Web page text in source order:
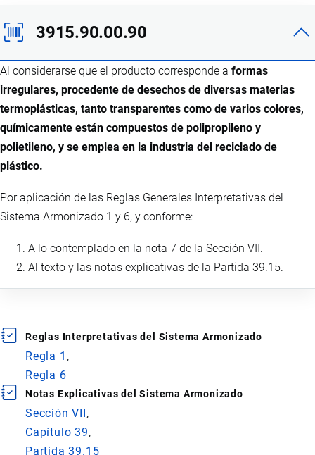
3915.90.00.90
Al considerarse que el producto corresponde a formas
irregulares, procedente de desechos de diversas materias
termoplásticas, tanto transparentes como de varios colores,
químicamente están compuestos de polipropileno y
polietileno, y se emplea en la industria del reciclado de
plástico.
Por aplicación de las Reglas Generales Interpretativas del
Sistema Armonizado 1 y 6, y conforme:
A lo contemplado en la nota 7 de la Sección VII.
Al texto y las notas explicativas de la Partida 39.15.
Reglas Interpretativas del Sistema Armonizado
Regla 1
Regla 6
Notas Explicativas del Sistema Armonizado
Sección VII
Capítulo 39
Partida 39.15